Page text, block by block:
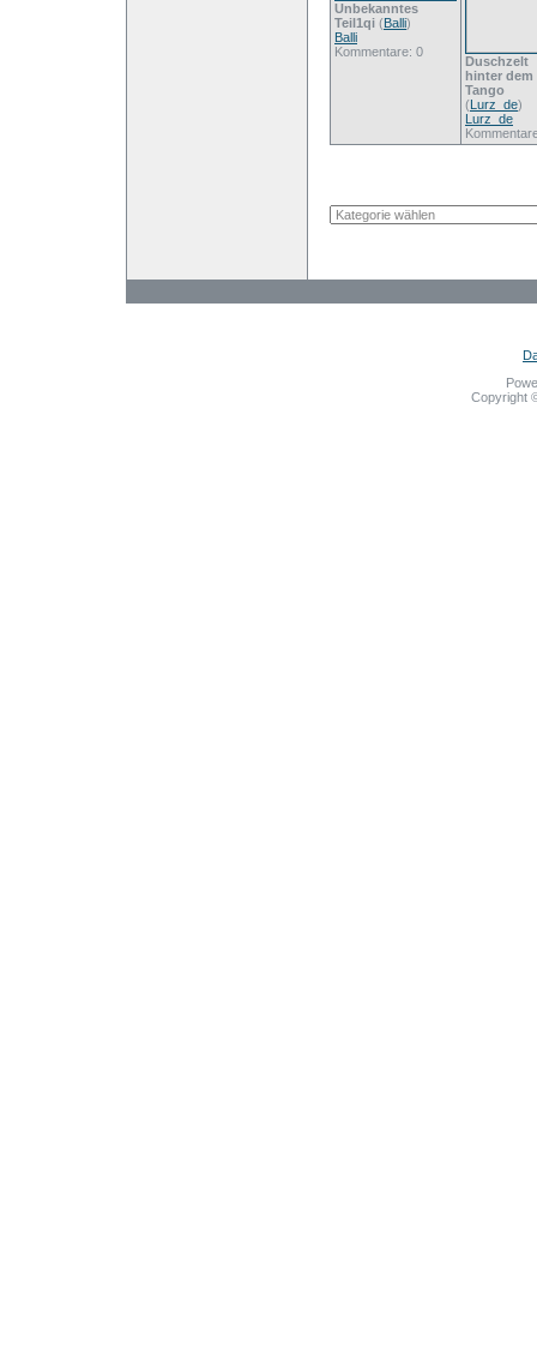
Unbekanntes
Teil1qi (Balli)
Balli
Kommentare: 0
Duschzelt
hinter dem
Tango
(Lurz_de)
Lurz_de
Copyright